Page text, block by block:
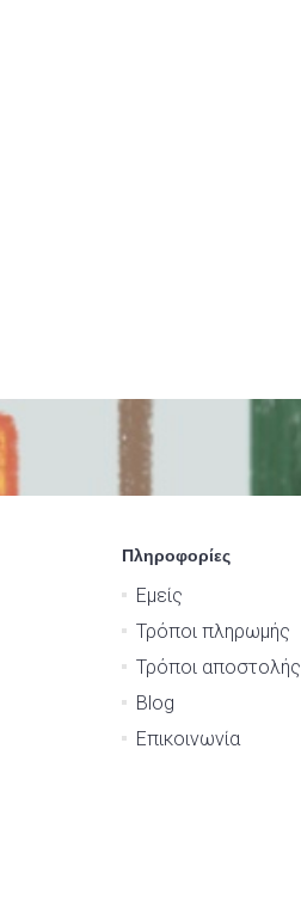
Πληροφορίες
Εμείς
Τρόποι πληρωμής
Τρόποι αποστολής
Blog
Επικοινωνία